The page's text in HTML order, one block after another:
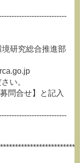
境研究総合推進部
い。
問合せ】と記入